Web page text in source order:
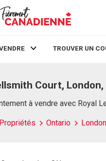
TROUVER UN
Court, London,
à vendre avec Royal
Propriétés Ontario London